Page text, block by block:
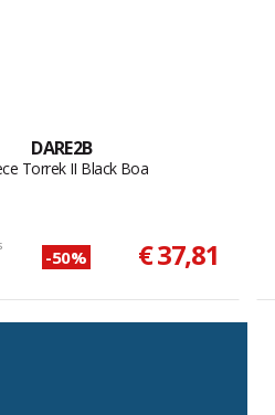
DARE2B
Torrek II Black Boa
-50% € 37,81